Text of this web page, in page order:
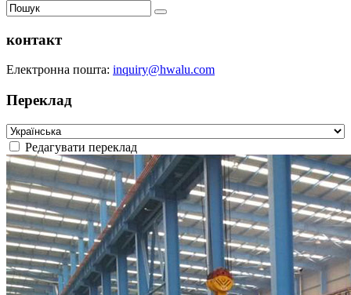
контакт
Електронна пошта: inquiry@hwalu.com
Переклад
Редагувати переклад